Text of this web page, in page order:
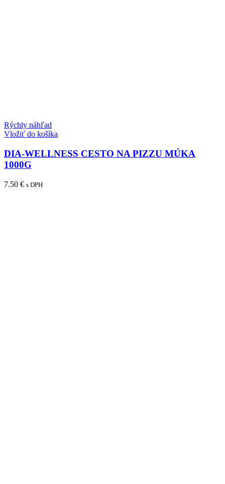
Rýchly náhľad
Vložiť do košíka
DIA-WELLNESS CESTO NA PIZZU MÚKA
1000G
7.50 € s DPH